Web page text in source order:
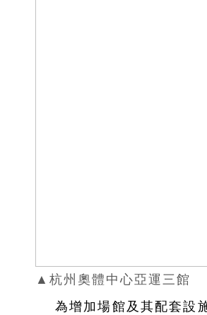
▲杭州奧體中心亞運三館
為增加場館及其配套設施